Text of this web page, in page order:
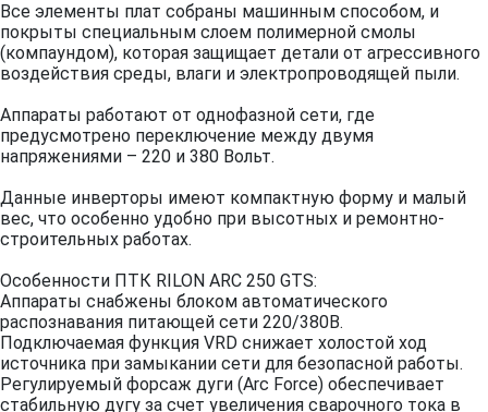
Все элементы плат собраны машинным способом, и
покрыты специальным слоем полимерной смолы
(компаундом), которая защищает детали от агрессивного
воздействия среды, влаги и электропроводящей пыли.
Аппараты работают от однофазной сети, где
предусмотрено переключение между двумя
напряжениями – 220 и 380 Вольт.
Данные инверторы имеют компактную форму и малый
вес, что особенно удобно при высотных и ремонтно-
строительных работах.
Особенности ПТК RILON ARC 250 GTS:
Аппараты снабжены блоком автоматического
распознавания питающей сети 220/380В.
Подключаемая функция VRD снижает холостой ход
источника при замыкании сети для безопасной работы.
Регулируемый форсаж дуги (Arc Force) обеспечивает
стабильную дугу за счет увеличения сварочного тока в